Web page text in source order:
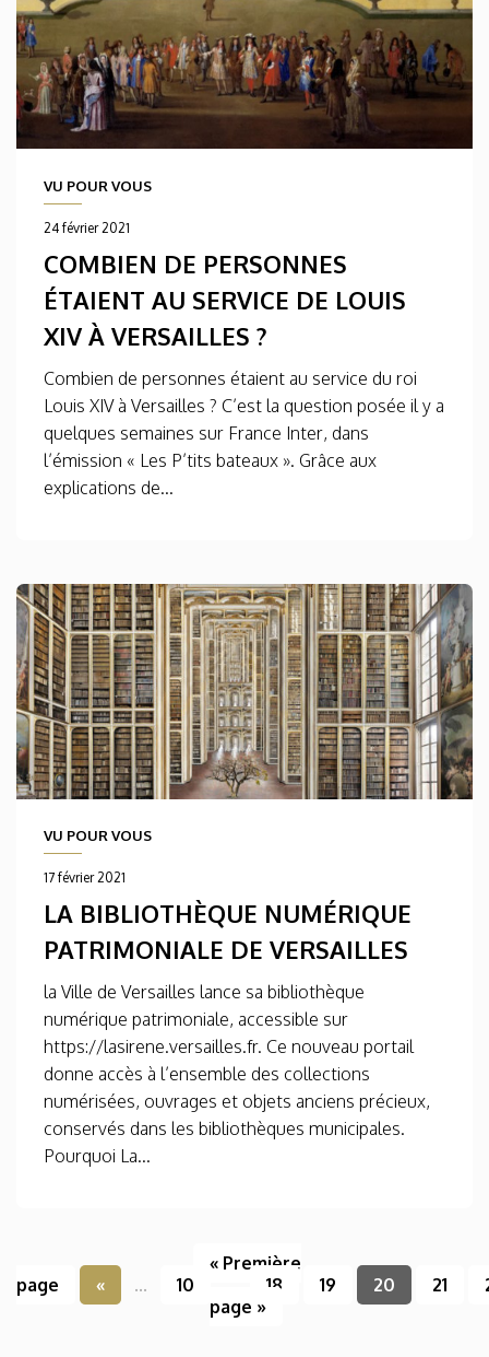
VU POUR VOUS
24 février 2021
COMBIEN DE PERSONNES
ÉTAIENT AU SERVICE DE LOUIS
XIV À VERSAILLES ?
Combien de personnes étaient au service du roi
Louis XIV à Versailles ? C’est la question posée il y a
quelques semaines sur France Inter, dans
l’émission « Les P’tits bateaux ». Grâce aux
explications de...
VU POUR VOUS
17 février 2021
LA BIBLIOTHÈQUE NUMÉRIQUE
PATRIMONIALE DE VERSAILLES
la Ville de Versailles lance sa bibliothèque
numérique patrimoniale, accessible sur
https://lasirene.versailles.fr. Ce nouveau portail
donne accès à l’ensemble des collections
numérisées, ouvrages et objets anciens précieux,
conservés dans les bibliothèques municipales.
Pourquoi La...
« Première
page
« ... 10 18 19 20 21
page »